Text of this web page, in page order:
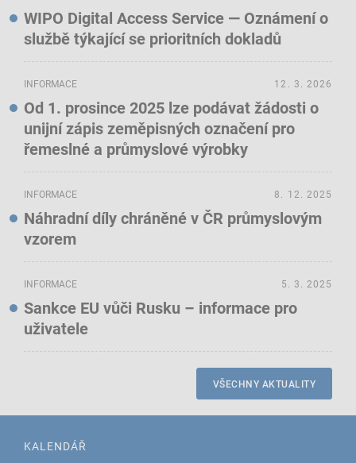
WIPO Digital Access Service — Oznámení o
službě týkající se prioritních dokladů
INFORMACE
Od 1. prosince 2025 lze podávat žádosti o
unijní zápis zeměpisných označení pro
řemeslné a průmyslové výrobky
12. 3. 2026
INFORMACE
Náhradní díly chráněné v ČR průmyslovým
vzorem
8. 12. 2025
INFORMACE
Sankce EU vůči Rusku – informace pro
uživatele
5. 3. 2025
VŠECHNY AKTUALITY
KALENDÁŘ